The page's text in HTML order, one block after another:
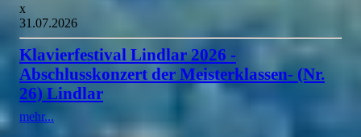
x
31.07.2026
Klavierfestival Lindlar 2026 -
Abschlusskonzert der Meisterklassen- (Nr.
26) Lindlar
mehr...